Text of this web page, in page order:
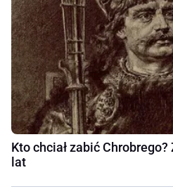
Kto chciał zabić
lat